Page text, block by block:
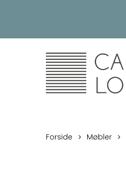
Forside Møbler